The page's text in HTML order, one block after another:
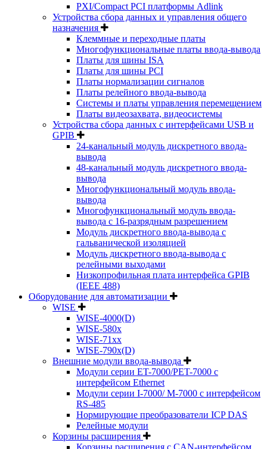
PXI/Compact PCI платформы Adlink
Устройства сбора данных и управления общего
назначения
Клеммные и переходные платы
Многофункциональные платы ввода-вывода
Платы для шины ISA
Платы для шины PCI
Платы нормализации сигналов
Платы релейного ввода-вывода
Системы и платы управления перемещением
Платы видеозахвата, видеосистемы
Устройства сбора данных с интерфейсами USB и
GPIB
24-канальный модуль дискретного ввода-
вывода
48-канальный модуль дискретного ввода-
вывода
Многофункциональный модуль ввода-
вывода
Многофункциональный модуль ввода-
вывода c 16-разрядным разрешением
Модуль дискретного ввода-вывода с
гальванической изоляцией
Модуль дискретного ввода-вывода с
релейными выходами
Низкопрофильная плата интерфейса GPIB
(IEEE 488)
Оборудование для автоматизации
WISE
WISE-4000(D)
WISE-580x
WISE-71xx
WISE-790x(D)
Внешние модули ввода-вывода
Модули серии ET-7000/PET-7000 с
интерфейсом Ethernet
Модули серии I-7000/ M-7000 с интерфейсом
RS-485
Нормирующие преобразователи ICP DAS
Релейные модули
Корзины расширения
Корзины расширения с CAN-интерфейсом